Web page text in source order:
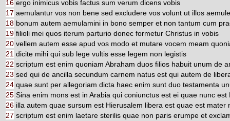
16 ergo inimicus vobis factus sum verum dicens vobis
17 aemulantur vos non bene sed excludere vos volunt ut illos
18 bonum autem aemulamini in bono semper et non tantum cum
19 filioli mei quos iterum parturio donec formetur Christus in vobis
20 vellem autem esse apud vos modo et mutare vocem meam
21 dicite mihi qui sub lege vultis esse legem non legistis
22 scriptum est enim quoniam Abraham duos filios habuit unum de
23 sed qui de ancilla secundum carnem natus est qui autem de
24 quae sunt per allegoriam dicta haec enim sunt duo testamenta
25 Sina enim mons est in Arabia qui coniunctus est ei quae nunc
26 illa autem quae sursum est Hierusalem libera est quae est mater
27 scriptum est enim laetare sterilis quae non paris erumpe et